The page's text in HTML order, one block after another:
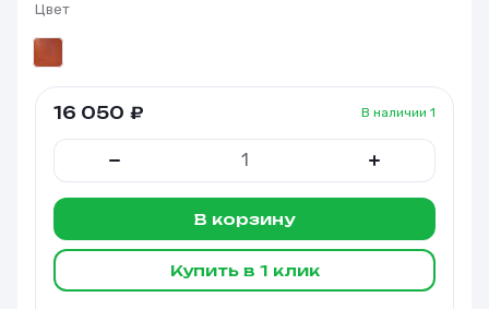
Цвет
В наличии 1
16 050 ₽
В корзину
Купить в 1 клик